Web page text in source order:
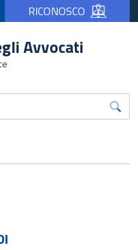
RICONOSCO
Avvocati